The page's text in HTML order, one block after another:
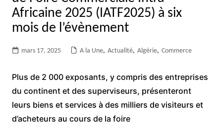
Africaine 2025 (IATF2025) à six
mois de l’évènement
mars 17, 2025 A la Une, Actualité, Algérie, Commerce
Plus de 2 000 exposants, y compris des entreprises
du continent et des superviseurs, présenteront
leurs biens et services à des milliers de visiteurs et
d’acheteurs au cours de la foire